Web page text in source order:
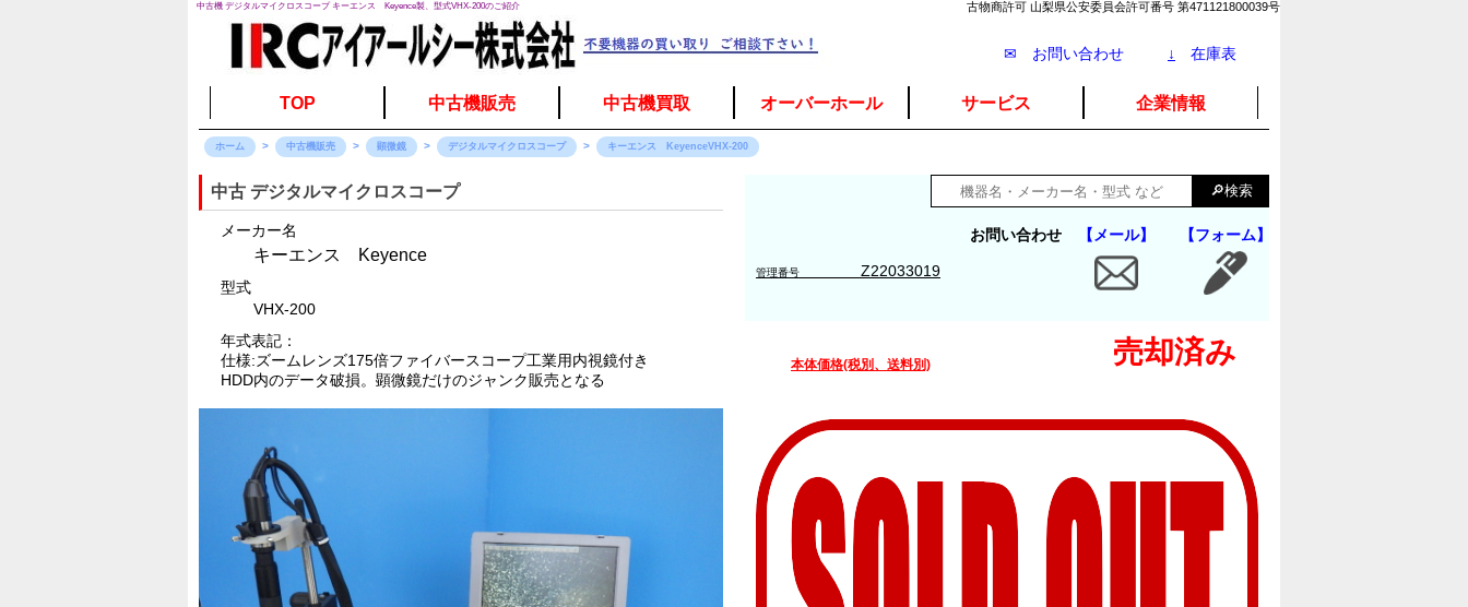
中古機 デジタルマイクロスコープ キーエンス Keyence製、型式VHX-200のご紹介 古物商許可 山梨県公安委員会許可番号 第471121800039号
✉ お問い合わせ ↓ 在庫表
TOP 中古機販売 中古機買取 オーバーホール サービス 企業情報
ホーム 中古機販売 顕微鏡 デジタルマイクロスコープ キーエンス KeyenceVHX-200
お問い合わせ 【メール】 【フォーム】
管理番号 Z22033019
中古 デジタルマイクロスコープ
メーカー名
キーエンス Keyence
型式
VHX-200
年式表記：
仕様:ズームレンズ175倍 ファイバースコープ工業用内視鏡付き
HDD内のデータ破損。顕微鏡だけのジャンク販売となる
本体価格(税別、送料別) 売却済み